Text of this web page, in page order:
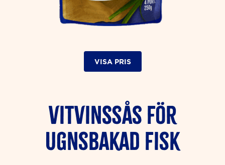
Vitvinssås för
ugnsbakad fisk
VISA PRIS